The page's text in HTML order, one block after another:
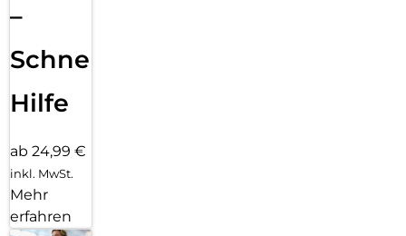
–
Schnelle
Hilfe
ab 24,99 €
inkl. MwSt.
Mehr
erfahren